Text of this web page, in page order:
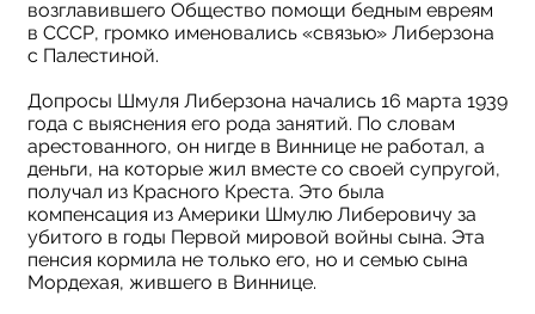
возглавившего Общество помощи бедным евреям
в СССР, громко именовались «связью» Либерзона
с Палестиной.
Допросы Шмуля Либерзона начались 16 марта 1939
года с выяснения его рода занятий. По словам
арестованного, он нигде в Виннице не работал, а
деньги, на которые жил вместе со своей супругой,
получал из Красного Креста. Это была
компенсация из Америки Шмулю Либеровичу за
убитого в годы Первой мировой войны сына. Эта
пенсия кормила не только его, но и семью сына
Мордехая, жившего в Виннице.